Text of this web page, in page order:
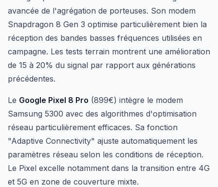
avancée de l'agrégation de porteuses. Son modem
Snapdragon 8 Gen 3 optimise particulièrement bien la
réception des bandes basses fréquences utilisées en
campagne. Les tests terrain montrent une amélioration
de 15 à 20% du signal par rapport aux générations
précédentes.
Le Google Pixel 8 Pro (899€) intègre le modem
Samsung 5300 avec des algorithmes d'optimisation
réseau particulièrement efficaces. Sa fonction
"Adaptive Connectivity" ajuste automatiquement les
paramètres réseau selon les conditions de réception.
Le Pixel excelle notamment dans la transition entre 4G
et 5G en zone de couverture mixte.